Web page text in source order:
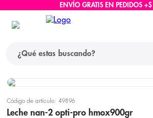
ENVÍO GRATIS EN PEDIDOS
Código de artículo: 49896
Leche nan-2 opti-pro hmox900gr
términos más buscados
1. protector solar